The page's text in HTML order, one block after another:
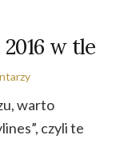
w tle
warto
czyli te